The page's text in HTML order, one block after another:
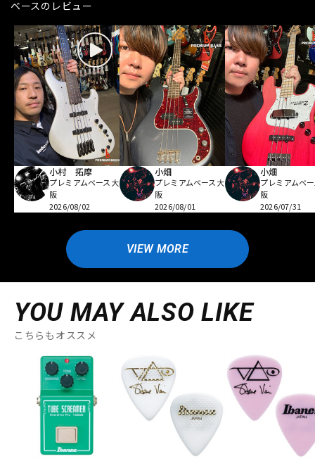
ベースのレビュー
小村 拓摩
プレミアムベース大
阪
2026/08/02
小畑
プレミアムベース大
阪
2026/08/01
小畑
プレミアムベ
阪
2026/07/31
VIEW MORE
YOU MAY ALSO LIKE
こちらもオススメ